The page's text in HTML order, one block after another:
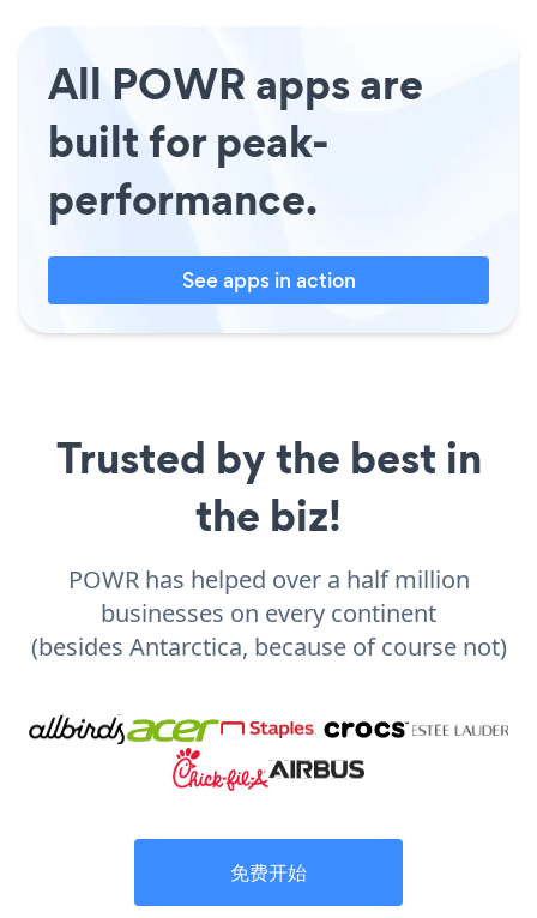
All POWR apps are
built for peak-
performance.
See apps in action
Trusted by the best in
the biz!
POWR has helped over a half million
businesses on every continent
(besides Antarctica, because of course not)
免费开始